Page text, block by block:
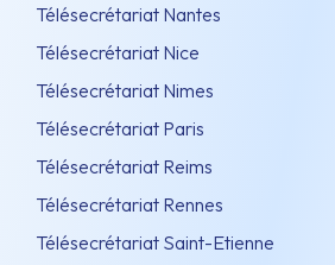
Télésecrétariat Nantes
Télésecrétariat Nice
Télésecrétariat Nimes
Télésecrétariat Paris
Télésecrétariat Reims
Télésecrétariat Rennes
Télésecrétariat Saint-Etienne